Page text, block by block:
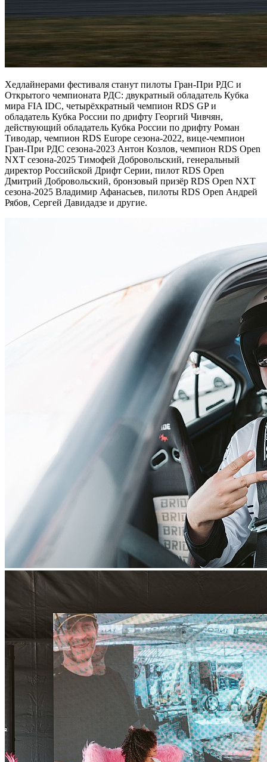
Хедлайнерами фестиваля станут пилоты Гран-При РДС и
Открытого чемпионата РДС: двукратный обладатель Кубка
мира FIA IDC, четырёхкратный чемпион RDS GP и
обладатель Кубка России по дрифту Георгий Чивчян,
действующий обладатель Кубка России по дрифту Роман
Тиводар, чемпион RDS Europe сезона-2022, вице-чемпион
Гран-При РДС сезона-2023 Антон Козлов, чемпион RDS Open
NXT сезона-2025 Тимофей Добровольский, генеральный
директор Российской Дрифт Серии, пилот RDS Open
Дмитрий Добровольский, бронзовый призёр RDS Open NXT
сезона-2025 Владимир Афанасьев, пилоты RDS Open Андрей
Рябов, Сергей Давидадзе и другие.